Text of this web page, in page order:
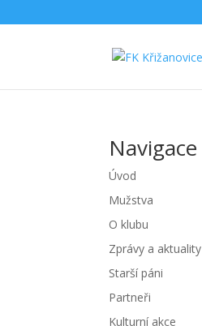
Navigace
Úvod
Mužstva
O klubu
Zprávy a aktuality
Starší páni
Partneři
Kulturní akce